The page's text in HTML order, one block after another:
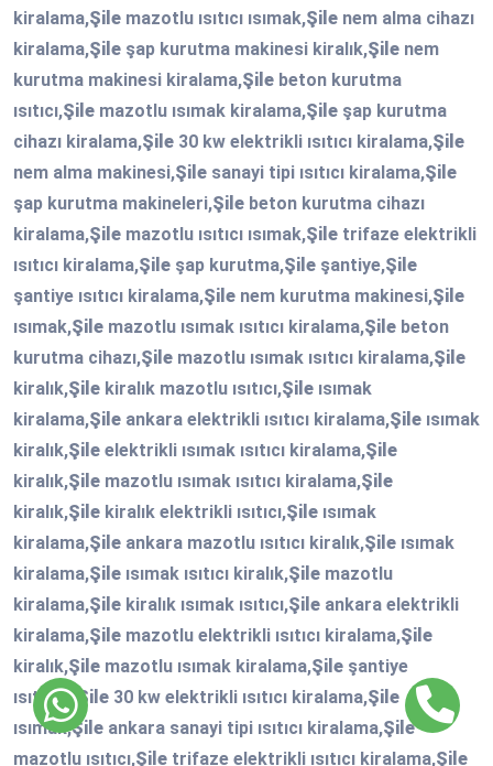
kiralama,Şile mazotlu ısıtıcı ısımak,Şile nem alma cihazı
kiralama,Şile şap kurutma makinesi kiralık,Şile nem
kurutma makinesi kiralama,Şile beton kurutma
ısıtıcı,Şile mazotlu ısımak kiralama,Şile şap kurutma
cihazı kiralama,Şile 30 kw elektrikli ısıtıcı kiralama,Şile
nem alma makinesi,Şile sanayi tipi ısıtıcı kiralama,Şile
şap kurutma makineleri,Şile beton kurutma cihazı
kiralama,Şile mazotlu ısıtıcı ısımak,Şile trifaze elektrikli
ısıtıcı kiralama,Şile şap kurutma,Şile şantiye,Şile
şantiye ısıtıcı kiralama,Şile nem kurutma makinesi,Şile
ısımak,Şile mazotlu ısımak ısıtıcı kiralama,Şile beton
kurutma cihazı,Şile mazotlu ısımak ısıtıcı kiralama,Şile
kiralık,Şile kiralık mazotlu ısıtıcı,Şile ısımak
kiralama,Şile ankara elektrikli ısıtıcı kiralama,Şile ısımak
kiralık,Şile elektrikli ısımak ısıtıcı kiralama,Şile
kiralık,Şile mazotlu ısımak ısıtıcı kiralama,Şile
kiralık,Şile kiralık elektrikli ısıtıcı,Şile ısımak
kiralama,Şile ankara mazotlu ısıtıcı kiralık,Şile ısımak
kiralama,Şile ısımak ısıtıcı kiralık,Şile mazotlu
kiralama,Şile kiralık ısımak ısıtıcı,Şile ankara elektrikli
kiralama,Şile mazotlu elektrikli ısıtıcı kiralama,Şile
kiralık,Şile mazotlu ısımak kiralama,Şile şantiye
ısıtıcısı,Şile 30 kw elektrikli ısıtıcı kiralama,Şile
ısımak,Şile ankara sanayi tipi ısıtıcı kiralama,Şile
mazotlu ısıtıcı,Şile trifaze elektrikli ısıtıcı kiralama,Şile